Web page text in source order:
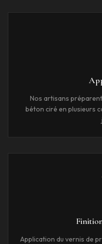
Nos artisans
béton ciré en plusieurs
Application du vernis de